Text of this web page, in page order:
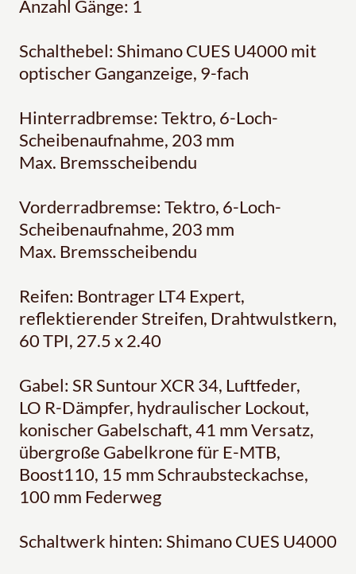
Anzahl Gänge: 1
Schalthebel: Shimano CUES U4000 mit
optischer Ganganzeige, 9-fach
Hinterradbremse: Tektro, 6-Loch-
Scheibenaufnahme, 203 mm
Max. Bremsscheibendu
Vorderradbremse: Tektro, 6-Loch-
Scheibenaufnahme, 203 mm
Max. Bremsscheibendu
Reifen: Bontrager LT4 Expert,
reflektierender Streifen, Drahtwulstkern,
60 TPI, 27.5 x 2.40
Gabel: SR Suntour XCR 34, Luftfeder,
LO R-Dämpfer, hydraulischer Lockout,
konischer Gabelschaft, 41 mm Versatz,
übergroße Gabelkrone für E-MTB,
Boost110, 15 mm Schraubsteckachse,
100 mm Federweg
Schaltwerk hinten: Shimano CUES U4000